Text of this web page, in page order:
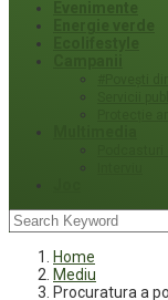
Home
Mediu
Procuratura a